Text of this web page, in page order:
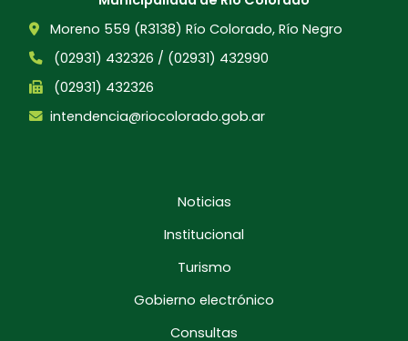
Moreno 559 (R3138) Río Colorado, Río Negro
(02931) 432326 / (02931) 432990
(02931) 432326
intendencia@riocolorado.gob.ar
Noticias
Institucional
Turismo
Gobierno electrónico
Consultas